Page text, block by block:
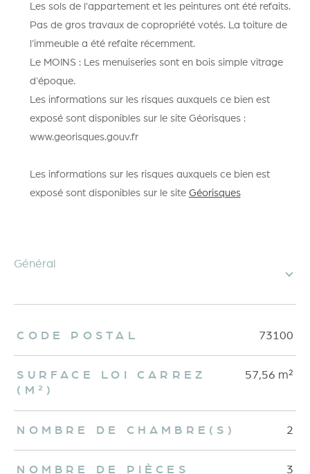
Les sols de l'appartement et les peintures ont été refaits.
Pas de gros travaux de copropriété votés. La toiture de
l'immeuble a été refaite récemment.
Le MOINS : Les menuiseries sont en bois simple vitrage
d'époque.
Les informations sur les risques auxquels ce bien est
exposé sont disponibles sur le site Géorisques :
www.georisques.gouv.fr
Les informations sur les risques auxquels ce bien est
exposé sont disponibles sur le site Géorisques
général
TRAD_ZEPHYR_Caracteristique TRAD_ZEPHYR_Valeurs
CODE POSTAL 73100
SURFACE LOI CARREZ
(M²)
57,56 m²
NOMBRE DE CHAMBRE(S) 2
NOMBRE DE PIÈCES 3